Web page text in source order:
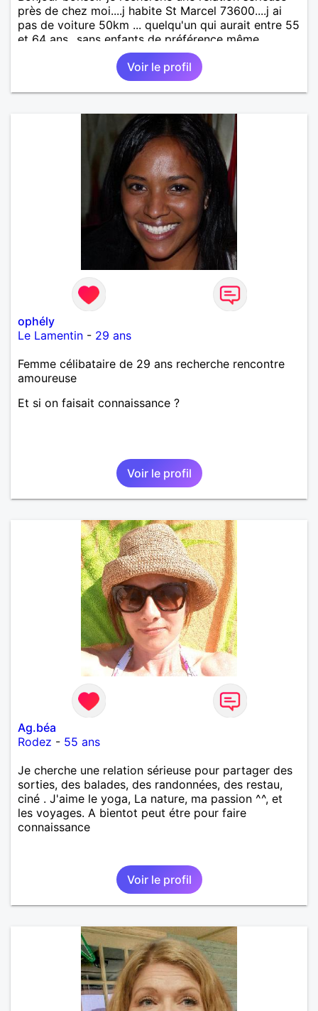
près de chez moi....j habite St Marcel 73600....j ai
pas de voiture 50km ... quelqu'un qui aurait entre 55
et 64 ans...sans enfants de préférence même
adultes et qui n aurait garder aucun contact avec
une où plusieurs ex...si vous correspondez à ma
recherche ecrivez moi je vous répondrai...
Voir le profil
ophély
Le Lamentin - 29 ans
Femme célibataire de 29 ans recherche rencontre
amoureuse
Et si on faisait connaissance ?
Voir le profil
Ag.béa
Rodez - 55 ans
Je cherche une relation sérieuse pour partager des
sorties, des balades, des randonnées, des restau,
ciné . J'aime le yoga, La nature, ma passion ^^, et
les voyages. A bientot peut étre pour faire
connaissance
Voir le profil